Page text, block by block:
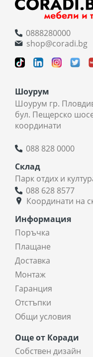
0888280000
shop@coradi.bg
Шоурум
Шоурум гр.
бул. Пещерско
координати
088 828 0000
Склад
Парк отдих и
088 628 8577
Координати на
Информация
Поръчка
Плащане
Доставка
Монтаж
Гаранция
Отстъпки
Общи условия
Още от Коради
Собствен дизайн